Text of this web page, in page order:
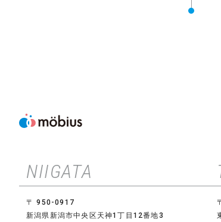
NIIGATA
〒 950-0917
新潟県新潟市中央区天神1丁目12番地3